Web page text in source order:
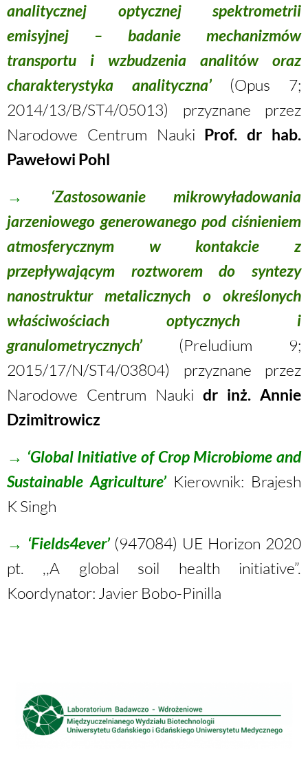
analitycznej optycznej spektrometrii
emisyjnej – badanie mechanizmów
transportu i wzbudzenia analitów oraz
charakterystyka analityczna’
(Opus 7;
2014/13/B/ST4/05013) przyznane przez
Narodowe Centrum Nauki Prof. dr hab.
Pawełowi Pohl
→
‘Zastosowanie mikrowyładowania
jarzeniowego generowanego pod ciśnieniem
atmosferycznym w kontakcie z
przepływającym roztworem do syntezy
nanostruktur metalicznych o określonych
właściwościach optycznych i
granulometrycznych’
(Preludium 9;
2015/17/N/ST4/03804) przyznane przez
Narodowe Centrum Nauki dr inż. Annie
Dzimitrowicz
→ ‘Global Initiative of Crop Microbiome and
Sustainable Agriculture’ Kierownik: Brajesh
K Singh
→ ‘Fields4ever’ (947084) UE Horizon 2020
pt. ,,A global soil health initiative”.
Koordynator: Javier Bobo-Pinilla